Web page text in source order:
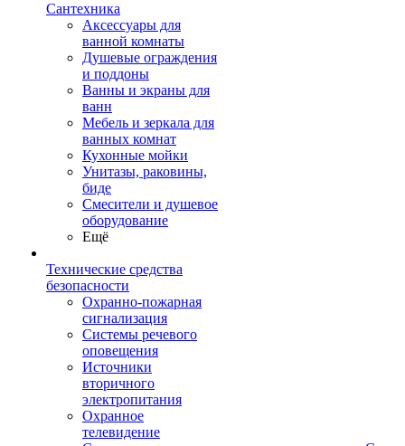
Сантехника
Аксессуары для
ванной комнаты
Душевые ограждения
и поддоны
Ванны и экраны для
ванн
Мебель и зеркала для
ванных комнат
Кухонные мойки
Унитазы, раковины,
биде
Смесители и душевое
оборудование
Ещё
Технические средства
безопасности
Охранно-пожарная
сигнализация
Системы речевого
оповещения
Источники
вторичного
электропитания
Охранное
телевидение